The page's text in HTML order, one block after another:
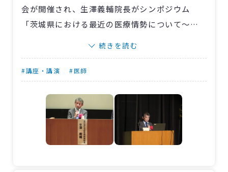
会が開催され、生澤義輔院長がシンポジウム
「茨城県における最近の医療情勢について～皆
保険制度を維持するために～」に参加しまし
生澤院長は発表で、高度急性期を担う公的病
院として〈茨城〉水戸済生会病院が救命救急体
制の強化や多職種によるチーム医療の充実に取
り組んでいることを紹介。その結果、施設基準
の加算取得等により収益増になった一方、費用
も増加し経営が厳しいこと、皆保険を守るため
続きを読む
#講座・講演 #医師